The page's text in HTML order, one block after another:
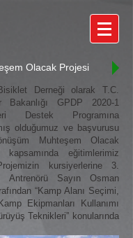
Olacak Projesi
Derneği olarak T.C.
GPDP 2020-1
Destek Programına
olduğumuz ve başvurusu
Muhteşem Olacak
kapsamında eğitimlerimiz
kursiyerlerine 3.
Antrenörü Sayın Osman
“Kamp Alanı Seçimi,
Ekipmanları Kullanımı
Teknikleri” konularında